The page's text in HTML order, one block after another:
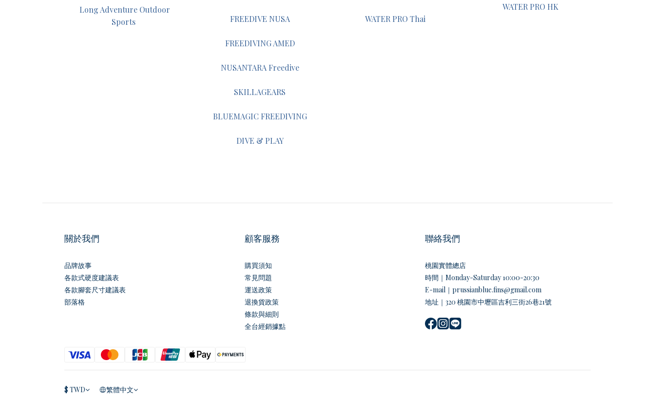
Long Adventure Outdoor
Sports
FREEDIVE NUSA
FREEDIVING AMED
NUSANTARA Freedive
SKILLAGEARS
BLUEMAGIC FREEDIVING
DIVE & PLAY
WATER PRO Thai
WATER PRO HK
關於我們
品牌故事
各款式硬度建議表
各款腳套尺寸建議表
部落格
顧客服務
購買須知
常見問題
運送政策
退換貨政策
條款與細則
全台經銷據點
聯絡我們
桃園實體總店
時間｜Monday-Saturday 10:00-20:30
E-mail｜prussianblue.fins@gmail.com
地址｜320 桃園市中壢區吉利三街26巷21號
$ TWD 繁體中文